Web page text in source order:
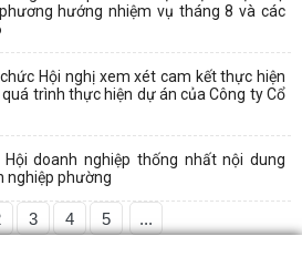
hướng nhiệm vụ tháng 8 và các
Hội nghị xem xét cam kết thực hiện
trình thực hiện dự án của Công ty Cổ
doanh nghiệp thống nhất nội dung
nghiệp phường
3 4 5 ...